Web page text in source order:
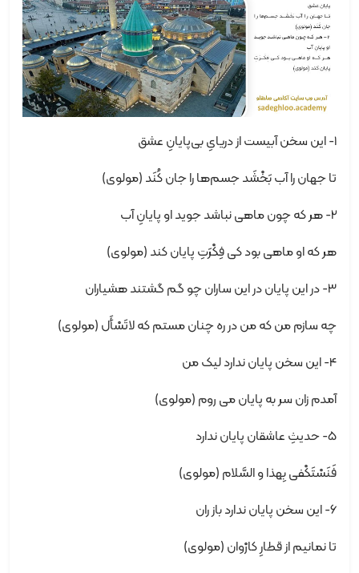
1- این سخن آبیست از دریایِ بی‌پایانِ عشق
تا جهان را آب بَخْشَد جسم‌ها را جان کُنَد (مولوی)
2- هر که چون ماهی نباشد جوید او پایانِ آب
هر که او ماهی بود کی فِکْرَتِ پایان کند (مولوی)
3- در این پایان در این ساران چو گم گشتند هشیاران
چه سازم من که من در ره چنان مستم که لاتَسْأَل (مولوی)
4- این سخن پایان ندارد لیک من
آمدم زان سر به پایان می روم (مولوی)
5- حدیثِ عاشقان پایان ندارد
فَنَسْتَکْفی بِهذا و السَّلام (مولوی)
6- این سخن پایان ندارد باز ران
تا نمانیم از قطارِ کارْوان (مولوی)